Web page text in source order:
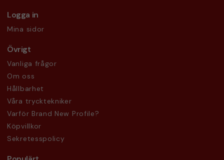
Logga in
Mina sidor
Övrigt
Vanliga frågor
Om oss
Hållbarhet
Våra trycktekniker
Varför Brand New Profile?
Köpvillkor
Sekretesspolicy